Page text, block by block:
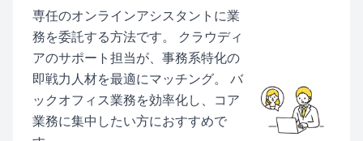
専任のオンラインアシスタントに業
務を委託する方法です。 クラウディ
アのサポート担当が、事務系特化の
即戦力人材を最適にマッチング。 バ
ックオフィス業務を効率化し、コア
業務に集中したい方におすすめで